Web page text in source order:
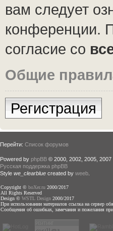
вам следует
конференции.
согласие со
Общие
Регистрация
Перейти: Список форумов
Powered by phpBB © 2000, 2002, 2005, 2007
Русская поддержка phpBB
Style we_clearblue created by weeb
Copyright © boXer.ru 2000/2017
All Rights Reserved
Design © WSTL Design 2000/2017
При использовании материалов ссылка на сервер
Сообщения об ошибках, замечания и пожелания